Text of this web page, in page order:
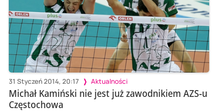
31 Styczeń 2014, 20:17 Aktualności
Michał Kamiński nie jest już zawodnikiem AZS-u
Częstochowa